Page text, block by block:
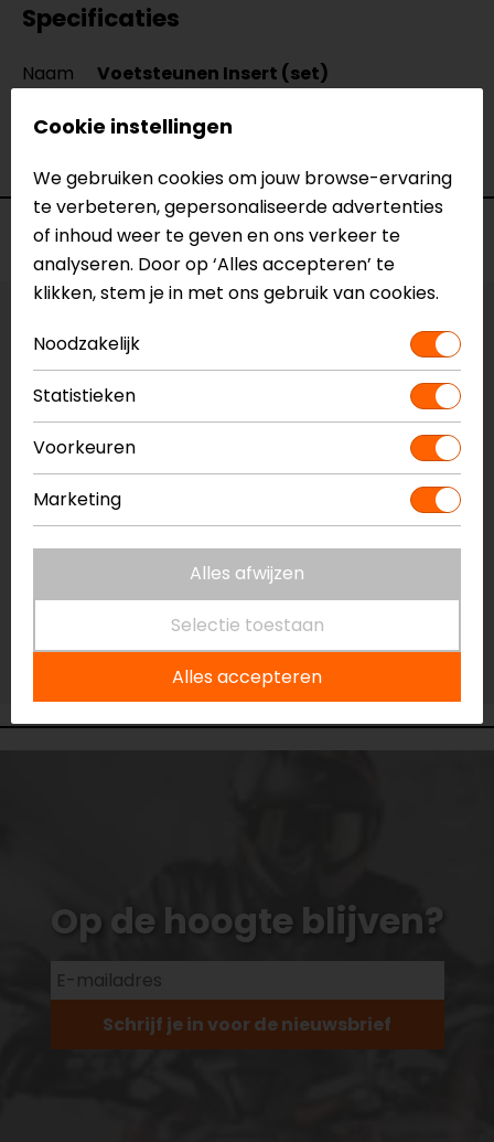
Specificaties
Naam
Voetsteunen Insert (set)
Merk
Barracuda
Voorraad
Vestiging Apeldoorn
Niet op voorraad
Vestiging Breda
Niet op voorraad
Vestiging Capelle a/d IJssel
Niet op voorraad
Vestiging Eindhoven
Vestiging Vianen
Op de hoogte blijven?
Schrijf je in voor de nieuwsbrief
Cookie instellingen
We gebruiken cookies om jouw browse-ervaring
te verbeteren, gepersonaliseerde advertenties
of inhoud weer te geven en ons verkeer te
analyseren. Door op ‘Alles accepteren’ te
klikken, stem je in met ons gebruik van cookies.
Noodzakelijk
Statistieken
Voorkeuren
Marketing
Alles afwijzen
Selectie toestaan
Alles accepteren